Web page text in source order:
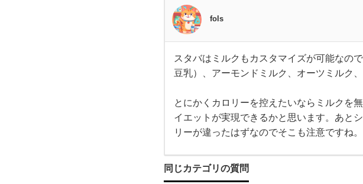
中
で
カ
ペチ
ーノ
はい
かが
で
fols
スタ
バは
カス
タマ
イズ
が可
ミル
ク、
低脂
スタバはミルクもカスタマイズが可能なの
豆乳）、アーモンドミルク、オーツミルク
とにかくカロリーを控えたいならミルクを
イエットが実現できるかと思います。あと
リーが違ったはずなのでそこも注意ですね。
同じカテゴリの質問